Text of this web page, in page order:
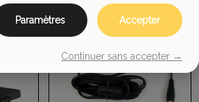
Paramètres Accepter
Continuer sans accepter →